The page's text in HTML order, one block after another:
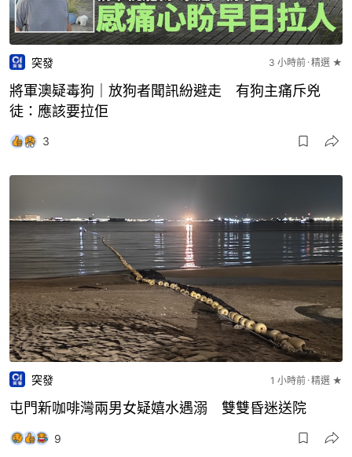
突發 3 小時前 精選 ★
將軍澳疑毒狗｜放狗者聞訊紛避走 有狗主痛斥兇
徒：應該要拉佢
3
突發 1 小時前 精選 ★
屯門新咖啡灣兩男女疑嬉水遇溺 雙雙昏迷送院
9